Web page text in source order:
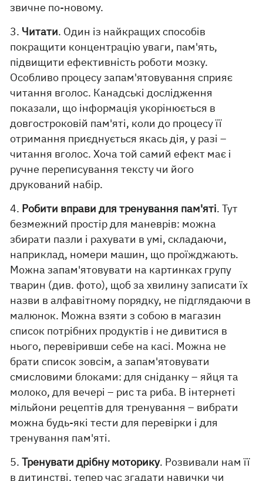
звичне по-новому.
3. Читати. Один із найкращих способів
покращити концентрацію уваги, пам'ять,
підвищити ефективність роботи мозку.
Особливо процесу запам'ятовування сприяє
читання вголос. Канадські дослідження
показали, що інформація укорінюється в
довгостроковій пам'яті, коли до процесу її
отримання приєднується якась дія, у разі –
читання вголос. Хоча той самий ефект має і
ручне переписування тексту чи його
друкований набір.
4. Робити вправи для тренування пам'яті. Тут
безмежний простір для маневрів: можна
збирати пазли і рахувати в умі, складаючи,
наприклад, номери машин, що проїжджають.
Можна запам'ятовувати на картинках групу
тварин (див. фото), щоб за хвилину записати їх
назви в алфавітному порядку, не підглядаючи в
малюнок. Можна взяти з собою в магазин
список потрібних продуктів і не дивитися в
нього, перевіривши себе на касі. Можна не
брати список зовсім, а запам'ятовувати
смисловими блоками: для сніданку – яйця та
молоко, для вечері – рис та риба. В інтернеті
мільйони рецептів для тренування – вибрати
можна будь-які тести для перевірки і для
тренування пам'яті.
5.Тренувати дрібну моторику. Розвивали нам її
в дитинстві, тепер час згадати навички чи